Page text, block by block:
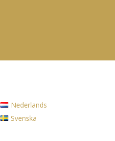
Nederlands
Svenska